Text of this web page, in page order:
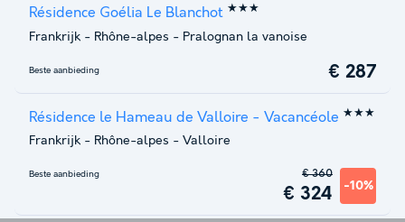
Résidence Goélia Le Blanchot ★★★
Frankrijk - Rhône-alpes - Pralognan la vanoise
Beste aanbieding € 287
Résidence le Hameau de Valloire - Vacancéole ★★★
Frankrijk - Rhône-alpes - Valloire
Beste aanbieding
€ 324 -10%
€ 360